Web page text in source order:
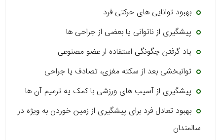
بهبود توانایی های حرکتی فرد
پیشگیری از ناتوانی یا بعضی از جراحی ها
یاد گرفتن چگونگی استفاده ار عضو مصنوعی
توانبخشی بعد از سکته مغزی، تصادف یا جراحی
پیشگیری از آسیب های ورزشی با کمک یه ترمیم آن ها
بهبود تعادل فرد برای پیشگیری از زمین خوردن به ویژه در
سالمندان